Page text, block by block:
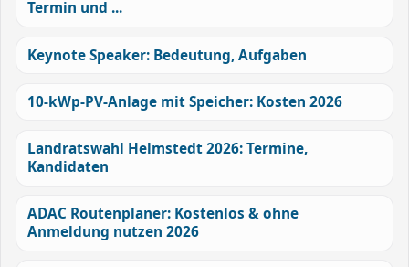
Termin und ...
Keynote Speaker: Bedeutung, Aufgaben
10-kWp-PV-Anlage mit Speicher: Kosten 2026
Landratswahl Helmstedt 2026: Termine,
Kandidaten
ADAC Routenplaner: Kostenlos & ohne
Anmeldung nutzen 2026